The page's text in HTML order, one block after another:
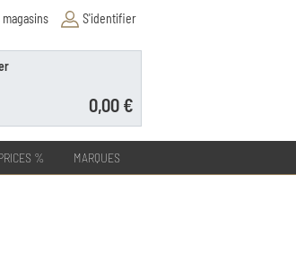
magasins S'identifier
0,00 €
% MARQUES